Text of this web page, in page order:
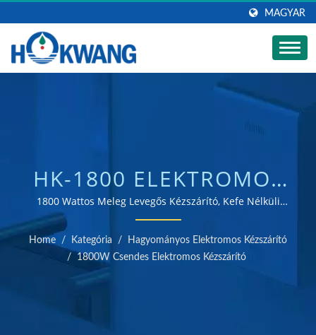
MAGYAR
HK-1800 ELEKTROMOS
MELEG LEVEGŐS
KÉZSZÁRÍTÓ |
ROZSDAMENTES ACÉL
SZAPPANADAGOLÓ
GYÁRTÓ | HOKWANG
1800 Wattos Meleg Levegős Kézszárító, Kefe Nélküli
Motorral / ISO 9001 és 14001 tanúsítvánnyal rendelkező
kézszárító és szappanadagoló gyártó
Home / Kategória /
Hagyományos Elektromos Kézszárító
/
1800W Csendes Elektromos Kézszárító